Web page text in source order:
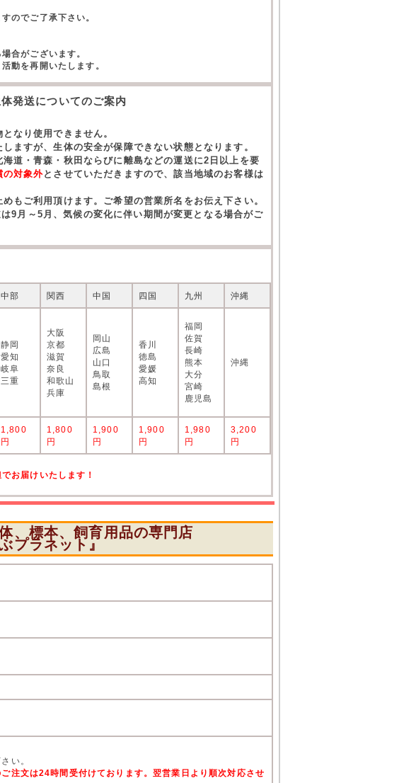
のでご了承下さい。
合がございます。
動を再開いたします。
発送についてのご案内
なり使用できません。
ますが、生体の安全が保障できない状態となります。
道・青森・秋田ならびに離島などの運送に2日以上を要
の対象外とさせていただきますので、該当地域のお客様は
もご利用頂けます。ご希望の営業所名をお伝え下さい。
9月～5月、気候の変化に伴い期間が変更となる場合がご
中部 関西 中国 四国 九州 沖縄
静岡
愛知
岐阜
三重
大阪
京都
滋賀
奈良
和歌山
兵庫
岡山
広島
山口
鳥取
島根
香川
徳島
愛媛
高知
福岡
佐賀
長崎
熊本
大分
宮崎
鹿児島
沖縄
1,800
円
1,800
円
1,900
円
1,900
円
1,980
円
3,200
円
お届けいたします！
、標本、飼育用品の専門店
ネット』
い。
注文は24時間受付けております。翌営業日より順次対応させ